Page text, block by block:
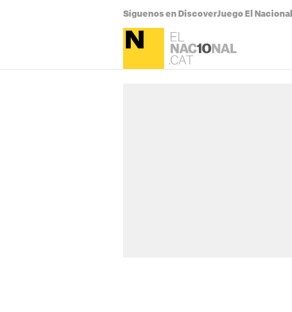
Síguenos en DiscoverJuego El Nacional